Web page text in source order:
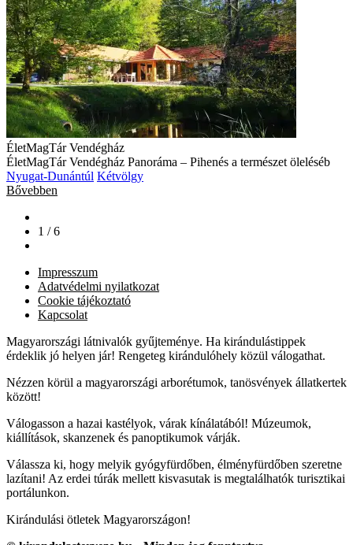
ÉletMagTár Vendégház
ÉletMagTár Vendégház Panoráma – Pihenés a természet öleléséb
Nyugat-Dunántúl Kétvölgy
Bővebben
1 / 6
Impresszum
Adatvédelmi nyilatkozat
Cookie tájékoztató
Kapcsolat
Magyarországi látnivalók gyűjteménye. Ha kirándulástippek
érdeklik jó helyen jár! Rengeteg kirándulóhely közül válogathat.
Nézzen körül a magyarországi arborétumok, tanösvények állatkertek
között!
Válogasson a hazai kastélyok, várak kínálatából! Múzeumok,
kiállítások, skanzenek és panoptikumok várják.
Válassza ki, hogy melyik gyógyfürdőben, élményfürdőben szeretne
lazítani! Az erdei túrák mellett kisvasutak is megtalálhatók turisztikai
portálunkon.
Kirándulási ötletek Magyarországon!